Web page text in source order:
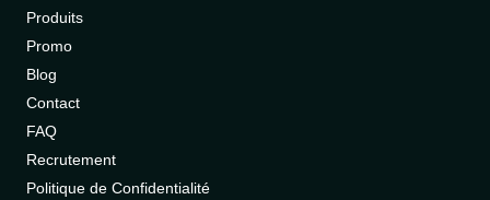
Produits
Promo
Blog
Contact
FAQ
Recrutement
Politique de Confidentialité